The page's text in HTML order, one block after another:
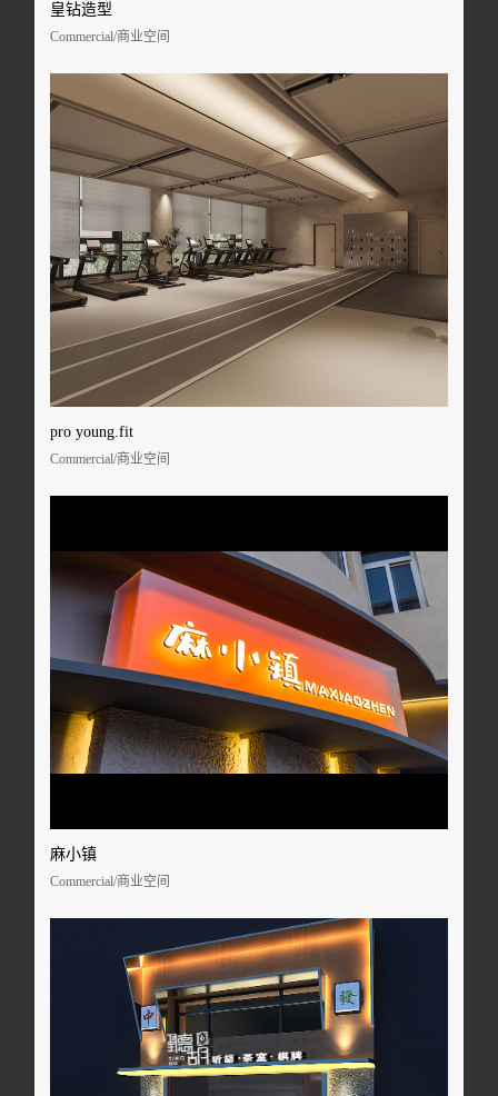
皇钻造型
Commercial/商业空间
pro young.fit
Commercial/商业空间
麻小镇
Commercial/商业空间